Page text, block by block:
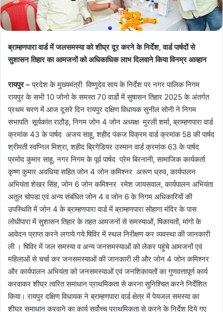
ब्राम्हणपारा वार्ड में जलसमस्या को शीघ्र दूर करने के निर्देश, वार्ड पार्षदों से
सुशासन तिहार का आमजनों को अधिकाधिक लाभ दिलवाने किया विनम्र आव्हान
रायपुर –प्रदेश के मुख्यमंत्री विष्णुदेव साय के निर्देश पर नगर पालिक निगम
रायपुर के सभी 10 जोनो के समस्त 70 वार्डो में सुषासन तिहार 2025 के अंतर्गत
प्रथम चरण में आज दूसरे दिन रायपुर दक्षिण विधायक सुनील सोनी ने निगम
सभापति सूर्यकांत राठौड़, निगम जोन 4 जोन अध्यक्ष मुरली शर्मा, ब्राम्हणपारा वार्ड
क्रमांक 43 के पार्षद अजय साहू, शहीद पंकज विक्रम वार्ड क्रमांक 58 की पार्षद
श्रीमती स्वप्निल मिश्रा, शहीद ब्रिगेडियर उस्मान वार्ड क्रमांक 63 के पार्षद
प्रमोद कुमार साहू, नगर निगम के पूर्व पार्षद प्रेम बिरनानी, सामाजिक कार्यकर्ता
कृष्ण कुमार अवधिया सहित जोन 4 जोन कमिश्नर अरूण ध्रुव, कार्यपालन
अभियंता शेखर सिंह, जोन 6 जोन कमिश्नर रमेश जायसवाल, कार्यपालन अभियंता
अतुल चोपडा एवं अन्य संबंधित जोन 4 व जोन 6 के निगम अधिकारियों की
उपस्थिति में जोन 4 के ब्राम्हणपारा वार्ड में ब्राम्हणपारा सोहागा मंदिर के पास
लोधीपारा में सुशासन तिहार के तहत आमजनों से समस्याओं, षिकायतों, मांगो के
आवेदन प्राप्त करने लगाये गये षिविर में स्थल निरीक्षण कर व्यवस्था की जानकारी
ली । षिविर में जल समस्या व अन्य जनसमस्याओं को लेकर पहुंचे आमजनों एवं
महिलाओं से चर्चा कर जनसमस्याओं की जानकारी ली और जोन 4 जोन कमिश्नर
और कार्यपालन अभियंता को जनसमस्याओं एवं जनशिकायतों का गुणवत्तापूर्ण कार्य
करवाकर शीघ्र त्वरित समाधान प्राथमिकता से करना सुनिश्चित करने निर्देशित
किया। रायपुर दक्षिण विधायक ने ब्राम्हणपारा वार्ड क्षेत्र में पेयजल समस्या का
शीघ्र समाधान करवाने का कार्य सर्वोच्च प्राथमिकता से करने के निर्देश दिये गए